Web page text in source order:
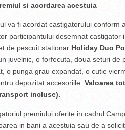
si acordarea acestuia
va fi acordat castigatorului conform
participantului desemnat
de pescuit stationar Holiday Duo
juvelnic, o forfecuta, doua seturi
o punga grau expandat, o cutie
depozitat accesoriile. Valoarea
incluse).
premiului oferite in cadrul
in bani a acestuia sau de a